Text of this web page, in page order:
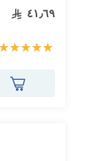
٤١٫٦٩
تقييم: